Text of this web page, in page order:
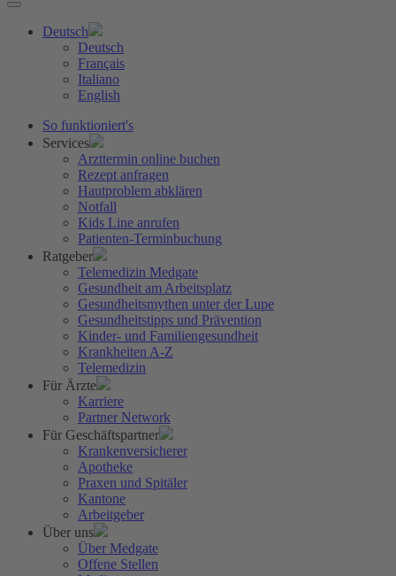
Deutsch
Deutsch
Français
Italiano
English
So funktioniert's
Services
Arzttermin online buchen
Rezept anfragen
Hautproblem abklären
Notfall
Kids Line anrufen
Patienten-Terminbuchung
Ratgeber
Telemedizin Medgate
Gesundheit am Arbeitsplatz
Gesundheitsmythen unter der Lupe
Gesundheitstipps und Prävention
Kinder- und Familiengesundheit
Krankheiten A-Z
Telemedizin
Für Ärzte
Karriere
Partner Network
Für Geschäftspartner
Krankenversicherer
Apotheke
Praxen und Spitäler
Kantone
Arbeitgeber
Über uns
Über Medgate
Offene Stellen